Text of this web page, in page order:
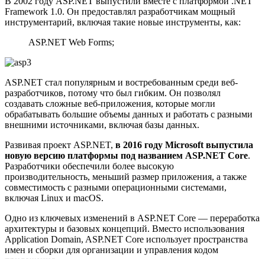
Framework 1.0. Он предоставлял разработчикам мощный
инструментарий, включая такие новые инструменты, как:
ASP.NET Web Forms;
ASP.NET стал популярным и востребованным среди веб-
разработчиков, потому что был гибким. Он позволял
создавать сложные веб-приложения, которые могли
обрабатывать большие объемы данных и работать с разными
внешними источниками, включая базы данных.
Развивая проект ASP.NET, в 2016 году Microsoft выпустила
новую версию платформы под названием ASP.NET Core.
Разработчики обеспечили более высокую
производительность, меньший размер приложения, а также
совместимость с разными операционными системами,
включая Linux и macOS.
Одно из ключевых изменений в ASP.NET Core — переработка
архитектуры и базовых концепций. Вместо использования
Application Domain, ASP.NET Core использует пространства
имен и сборки для организации и управления кодом